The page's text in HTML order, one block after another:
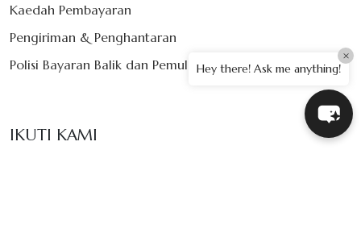
Kaedah Pembayaran
Pengiriman & Penghantaran
Polisi Bayaran Balik dan Pemulangan
IKUTI KAMI
Hey there! Ask me anything!
×